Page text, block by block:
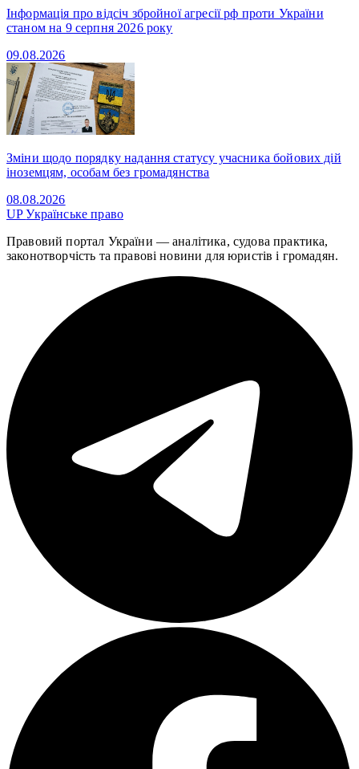
Інформація про відсіч збройної агресії рф проти України
станом на 9 серпня 2026 року
09.08.2026
Зміни щодо порядку надання статусу учасника бойових дій
іноземцям, особам без громадянства
08.08.2026
UPУкраїнське право
Правовий портал України — аналітика, судова практика,
законотворчість та правові новини для юристів і громадян.